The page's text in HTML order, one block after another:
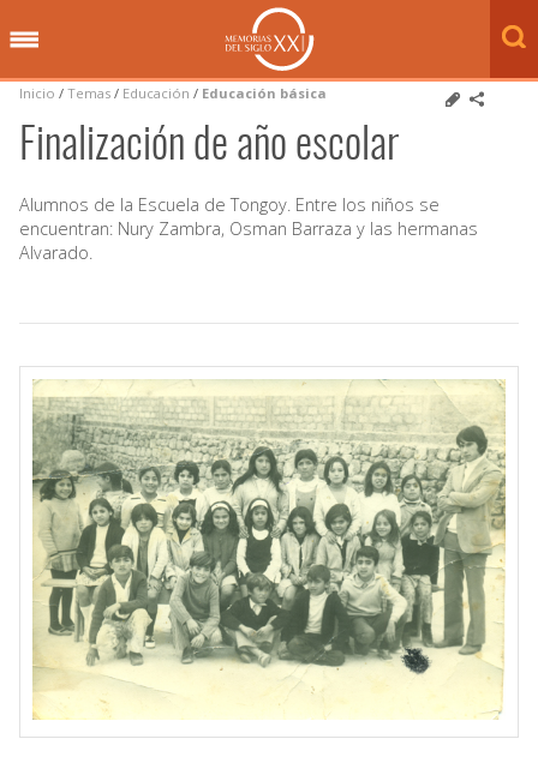
Inicio / Temas / Educación / Educación básica
Finalización de año escolar
Alumnos de la Escuela de Tongoy. Entre los niños se
encuentran: Nury Zambra, Osman Barraza y las hermanas
Alvarado.